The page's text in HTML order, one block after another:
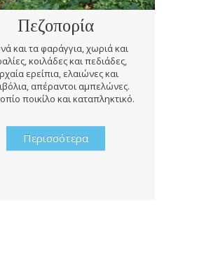
Πεζοπορία
και τα φαράγγια, χωριά και
κοιλάδες και πεδιάδες,
ερείπια, ελαιώνες και
απέραντοι αμπελώνες.
ποικίλο και καταπληκτικό.
Περισσότερα